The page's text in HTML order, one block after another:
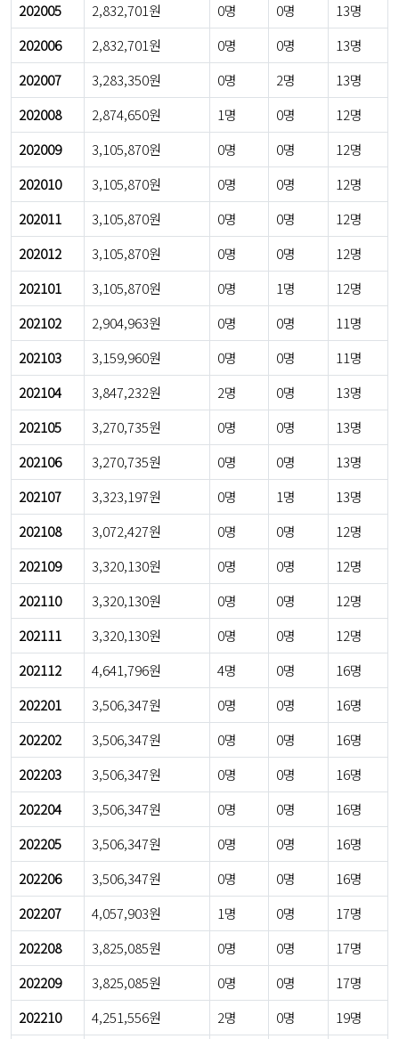
202005
2,832,701원 0명 0명
13명
202006
2,832,701원 0명 0명
13명
202007
3,283,350원 0명 2명
13명
202008
2,874,650원 1명 0명
12명
202009
3,105,870원 0명 0명
12명
202010
3,105,870원 0명 0명
12명
202011
3,105,870원 0명 0명
12명
202012
3,105,870원 0명 0명
12명
202101
3,105,870원 0명 1명
12명
202102
2,904,963원 0명 0명
11명
202103
3,159,960원 0명 0명
11명
202104
3,847,232원 2명 0명
13명
202105
3,270,735원 0명 0명
13명
202106
3,270,735원 0명 0명
13명
202107
3,323,197원 0명 1명
13명
202108
3,072,427원 0명 0명
12명
202109
3,320,130원 0명 0명
12명
202110
3,320,130원 0명 0명
12명
202111
3,320,130원 0명 0명
12명
202112
4,641,796원 4명 0명
16명
202201
3,506,347원 0명 0명
16명
202202
3,506,347원 0명 0명
16명
202203
3,506,347원 0명 0명
16명
202204
3,506,347원 0명 0명
16명
202205
3,506,347원 0명 0명
16명
202206
3,506,347원 0명 0명
16명
202207
4,057,903원 1명 0명
17명
202208
3,825,085원 0명 0명
17명
202209
3,825,085원 0명 0명
17명
202210
4,251,556원 2명 0명 19명